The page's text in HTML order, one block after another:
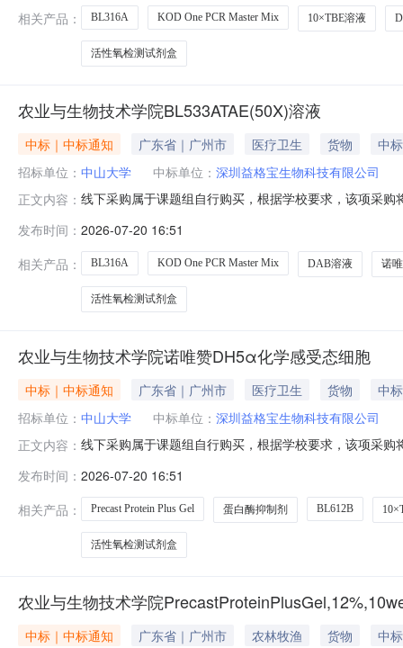
相关产品：
BL316A KOD One PCR Master Mix 10×TBE溶液
活性氧检测试剂盒
农业与生物技术学院BL533ATAE(50X)溶液
中标｜中标通知 广东省｜广州市 医疗卫生 货物
中
招标单位： 中山大学 中标单位： 深圳益格宝生物科技有限公司
正文内容： 线下采购属于课题组自行购买，根据学校要求，该项采
价深圳益格宝生物科技有限公司蛋白酶抑制剂通用型
发布时间： 2026-07-20 16:51
相关产品：
BL316A KOD One PCR Master Mix DAB溶液 诺
活性氧检测试剂盒
农业与生物技术学院诺唯赞DH5α化学感受态细胞
中标｜中标通知 广东省｜广州市 医疗卫生 货物
中
招标单位： 中山大学 中标单位： 深圳益格宝生物科技有限公司
正文内容： 线下采购属于课题组自行购买，根据学校要求，该项采
价深圳益格宝生物科技有限公司蛋白酶抑制剂通用型
发布时间： 2026-07-20 16:51
相关产品：
Precast Protein Plus Gel 蛋白酶抑制剂 BL612B
活性氧检测试剂盒
农业与生物技术学院
中标｜中标通知 广东省｜广州市 农林牧渔 货物
中